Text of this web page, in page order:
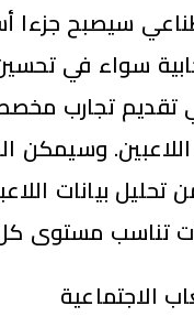
سيصبح جزءا
سواء في
تقديم تجارب
وسيمكن
بيانات
تناسب مستوى
الاجتماعية